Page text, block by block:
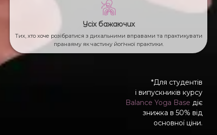
Усіх бажаючих
Тих, хто хоче розібратися з дихальними вправами та практикувати
пранаяму як частину йогічної практики.
*Для студентів
і випускників курсу
Balance Yoga Base діє
знижка в 50% від
основної ціни.